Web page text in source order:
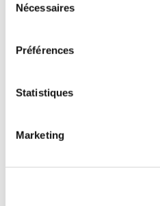
Nécessaires
Préférences
Statistiques
Marketing
CH de l’Estran
terroriste de grande